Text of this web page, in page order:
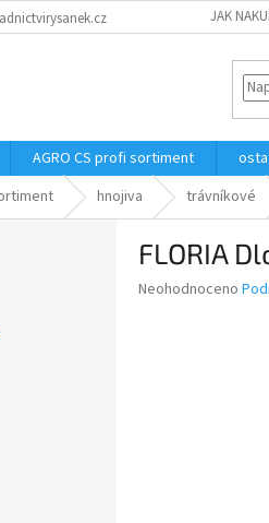
JAK
AGRO CS profi sortiment
hnojiva trávníkové
FLORIA
Průměrné
Neohodnoceno